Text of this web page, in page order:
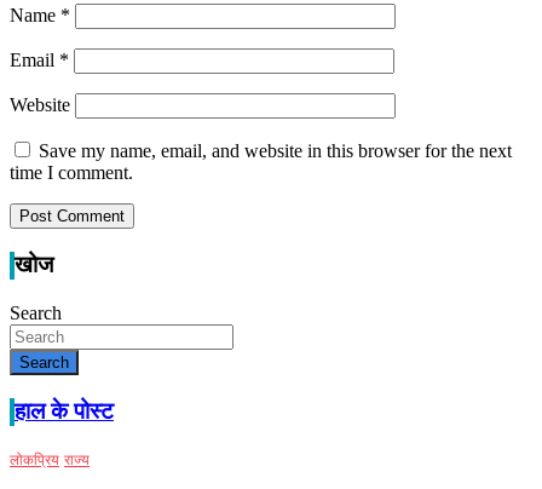
Name *
Email *
Website
Save my name, email, and website in this browser for the next
time I comment.
खोज
Search
Search
हाल के पोस्ट
लोकप्रिय राज्य